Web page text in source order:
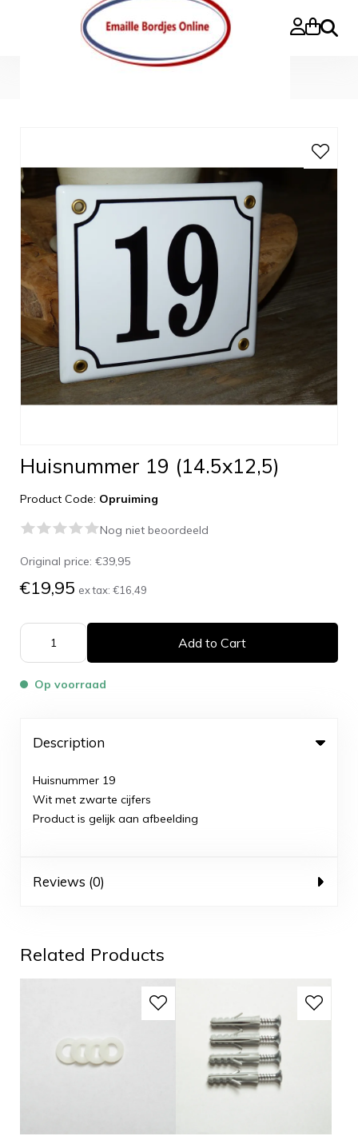
Search
Huisnummer 19 (14.5x12,5)
Product Code: Opruiming
Nog niet beoordeeld
Original price: €39,95
€19,95 ex tax: €16,49
Add to Cart
Op voorraad
Description
Huisnummer 19
Wit met zwarte cijfers
Product is gelijk aan afbeelding
Reviews (0)
Related Products